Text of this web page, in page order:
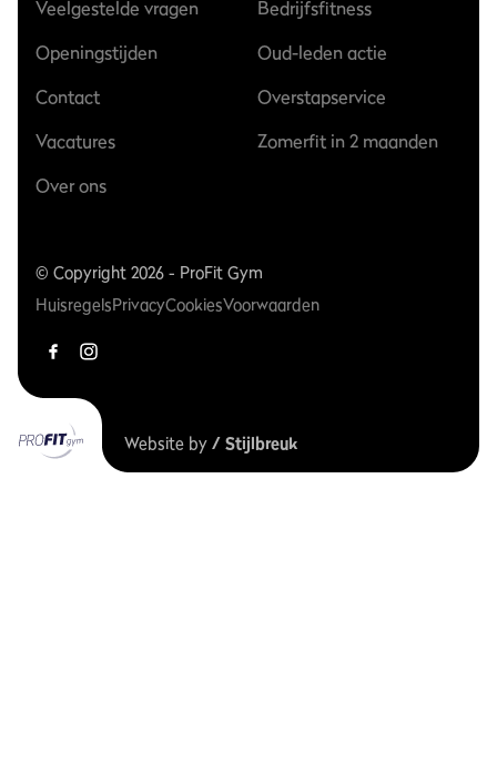
Veelgestelde vragen
Openingstijden
Contact
Vacatures
Over ons
Bedrijfsfitness
Oud-leden actie
Overstapservice
Zomerfit in 2 maanden
© Copyright 2026 - ProFit Gym
HuisregelsPrivacyCookiesVoorwaarden
Website by/ Stijlbreuk